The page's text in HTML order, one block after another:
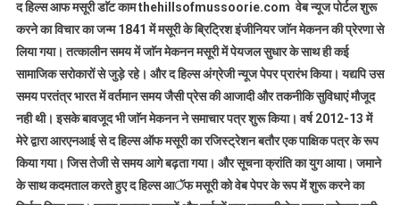
द हिल्स आफ मसूरी डाॅट काम thehillsofmussoorie.com वेब न्यूज पोर्टल शुरू
करने का विचार का जन्म 1841 में मसूरी के ब्रिट्रिश इंजीनियर जाॅन मेकनन की प्रेरणा से
लिया गया। तत्कालीन समय में जाॅन मेकनन मसूरी में पेयजल सुधार के साथ ही कई
सामाजिक सरोकारों से जुड़े रहे। और द हिल्स अंग्रेजी न्यूज पेपर प्रारंभ किया। यद्यपि उस
समय परतंत्र भारत में वर्तमान समय जैसी प्रेस की आजादी और तकनीकि सुविधाएं मौजूद
नही थी। इसके बावजूद भी जाॅन मेकनन ने समाचार पत्र शुरू किया। वर्ष 2012-13 में
मेरे द्वारा आरएनआई से द हिल्स ऑफ मसूरी का रजिस्ट्रेशन बतौर एक पाक्षिक पत्र के रूप
किया गया। जिस तेजी से समय आगे बढ़ता गया। और सूचना क्रांति का युग आया। जमाने
के साथ कदमताल करते हुए द हिल्स आॅफ मसूरी को वेब पेपर के रूप में शुरू करने का